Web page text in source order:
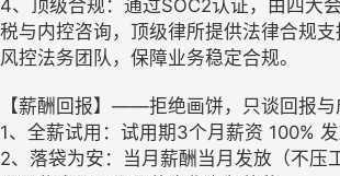
4、顶级合规：通过SOC2认证，由四大
税与内控咨询，顶级律所提供法律合规
风控法务团队，保障业务稳定合规。
【薪酬回报】——拒绝画饼，只谈回报与
1、全薪试用：试用期3个月薪资 100% 发
2、落袋为安：当月薪酬当月发放（不压